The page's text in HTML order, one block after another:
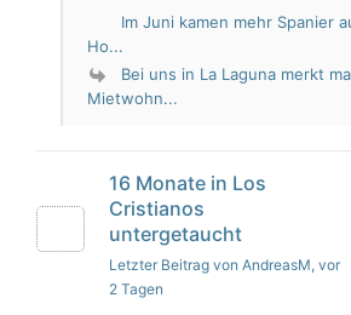
Im Juni kamen mehr Spanier
Ho...
Bei uns in La Laguna merkt
Mietwohn...
16 Monate in Los
Cristianos
untergetaucht
Letzter Beitrag von AndreasM, vor
2 Tagen